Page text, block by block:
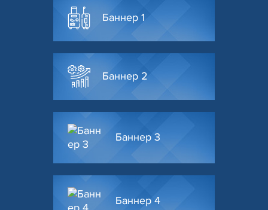
Баннер 1
Баннер 2
Баннер 3
Баннер 4